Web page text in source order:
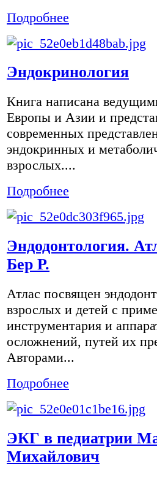
Подробнее
Эндокринология
Книга написана
Европы и Азии и
современных
эндокринных и
взрослых....
Подробнее
Эндодонтология.
Бер Р.
Атлас посвящен
взрослых и детей с
инструментария и
осложнений, путей их
Авторами...
Подробнее
ЭКГ в педиатрии
Михайлович